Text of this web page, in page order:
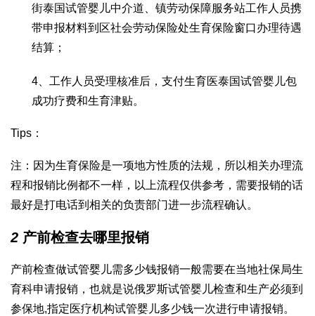
街泰国试管婴儿中介道、镇劳动保障服务站工作人员携
带申报材料到区社会劳动保险处生育保险窗口办理待遇
结算；
4、工作人员受理核准后，支付生育医泰国试管婴儿包
成功疗费和生育津贴。
Tips：
注：因为生育保险是一项地方性质的法规，所以相关办理流
程和报销比例都不一样，以上流程仅供参考，需要报销的话
最好是打电话到相关的负责部门进一步流程确认。
2 产前检查去哪里报销
产前检查做试管婴儿需多少钱报销一般需要在当地社保局生
育科申请报销，也就是说俄罗斯试管婴儿检查和生产必须到
参保地,指定医疗机构试管婴儿多少钱一次进行申请报销。